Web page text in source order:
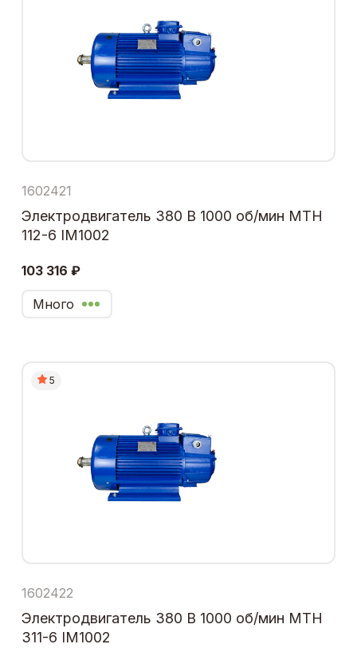
1602421
Электродвигатель 380 В 1000 об/мин МТН
112-6 IM1002
103 316 ₽
Много
5
1602422
Электродвигатель 380 В 1000 об/мин МТН
311-6 IM1002